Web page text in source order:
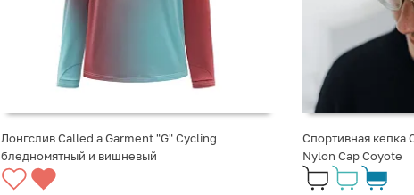
Лонгслив Called a Garment "G" Cycling
бледномятный и вишневый
Спортивная кепка
Nylon Cap Coyote